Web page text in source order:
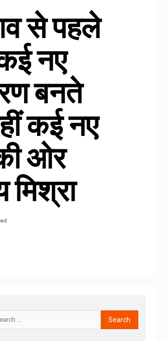
से पहले
नए
बनते
कई नए
ओर